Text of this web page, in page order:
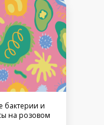
бактерии и
на розовом